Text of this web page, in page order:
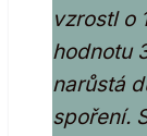
vzrostl o
hodnotu
narůstá
spoření.